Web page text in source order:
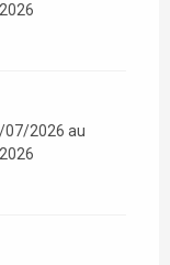
07/2026 au